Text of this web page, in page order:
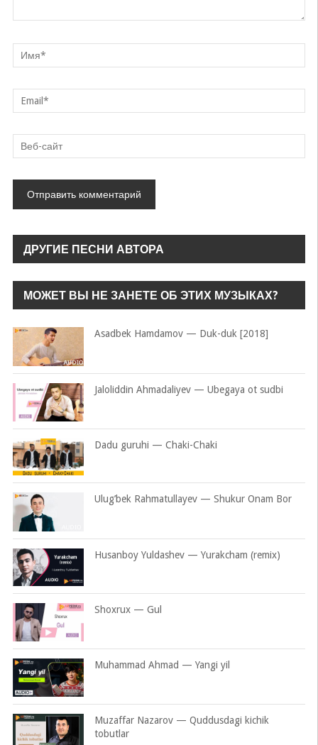
ДРУГИЕ ПЕСНИ АВТОРА
МОЖЕТ ВЫ НЕ ЗАНЕТЕ ОБ ЭТИХ МУЗЫКАХ?
Asadbek Hamdamov — Duk-duk [2018]
Jaloliddin Ahmadaliyev — Ubegaya ot sudbi
Dadu guruhi — Chaki-Chaki
Ulug’bek Rahmatullayev — Shukur Onam Bor
Husanboy Yuldashev — Yurakcham (remix)
Shoxrux — Gul
Muhammad Ahmad — Yangi yil
Muzaffar Nazarov — Quddusdagi kichik
tobutlar